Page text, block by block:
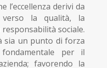
l’eccellenza derivi da
la qualità, la
responsabilità sociale.
sia un punto di forza
per il
favorendo la